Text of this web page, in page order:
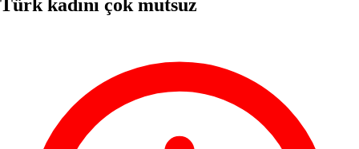
Türk kadını çok mutsuz